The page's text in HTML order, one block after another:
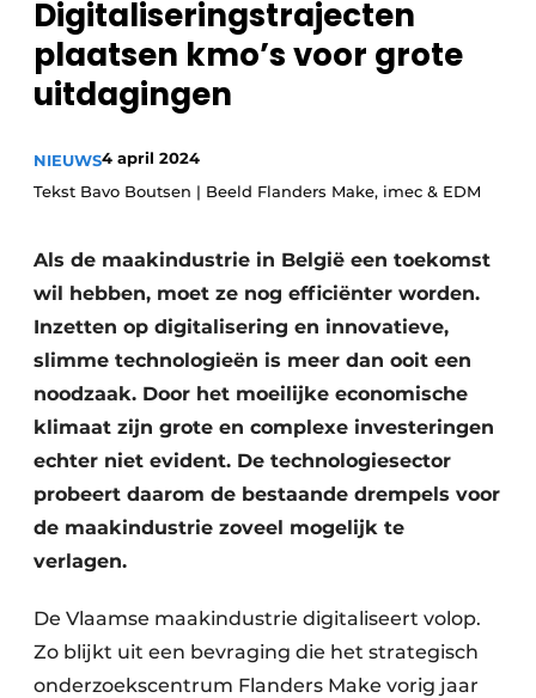
Privacy / Cookie statement
Vacature aanmelden
Vacatures
Video’s
Digitaliseringstrajecten
plaatsen kmo’s voor grote
uitdagingen
NIEUWS4 april 2024
Tekst Bavo Boutsen | Beeld Flanders Make, imec & EDM
Als de maakindustrie in België een toekomst
wil hebben, moet ze nog efficiënter worden.
Inzetten op digitalisering en innovatieve,
slimme technologieën is meer dan ooit een
noodzaak. Door het moeilijke economische
klimaat zijn grote en complexe investeringen
echter niet evident. De technologiesector
probeert daarom de bestaande drempels voor
de maakindustrie zoveel mogelijk te
verlagen.
De Vlaamse maakindustrie digitaliseert volop.
Zo blijkt uit een bevraging die het strategisch
onderzoekscentrum Flanders Make vorig jaar